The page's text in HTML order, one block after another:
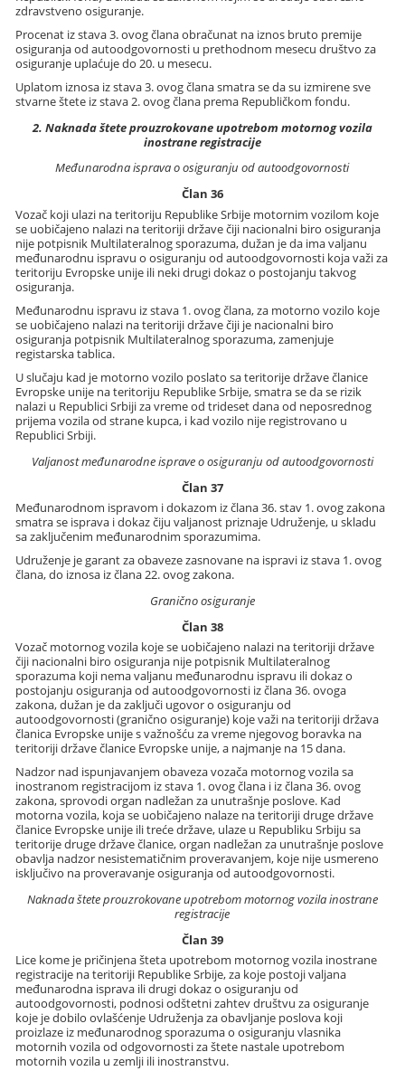
zdravstveno osiguranje.
Procenat iz stava 3. ovog člana obračunat na iznos bruto premije
osiguranja od autoodgovornosti u prethodnom mesecu društvo za
osiguranje uplaćuje do 20. u mesecu.
Uplatom iznosa iz stava 3. ovog člana smatra se da su izmirene sve
stvarne štete iz stava 2. ovog člana prema Republičkom fondu.
2. Naknada štete prouzrokovane upotrebom motornog vozila
inostrane registracije
Međunarodna isprava o osiguranju od autoodgovornosti
Član 36
Vozač koji ulazi na teritoriju Republike Srbije motornim vozilom koje
se uobičajeno nalazi na teritoriji države čiji nacionalni biro osiguranja
nije potpisnik Multilateralnog sporazuma, dužan je da ima valjanu
međunarodnu ispravu o osiguranju od autoodgovornosti koja važi za
teritoriju Evropske unije ili neki drugi dokaz o postojanju takvog
osiguranja.
Međunarodnu ispravu iz stava 1. ovog člana, za motorno vozilo koje
se uobičajeno nalazi na teritoriji države čiji je nacionalni biro
osiguranja potpisnik Multilateralnog sporazuma, zamenjuje
registarska tablica.
U slučaju kad je motorno vozilo poslato sa teritorije države članice
Evropske unije na teritoriju Republike Srbije, smatra se da se rizik
nalazi u Republici Srbiji za vreme od trideset dana od neposrednog
prijema vozila od strane kupca, i kad vozilo nije registrovano u
Republici Srbiji.
Valjanost međunarodne isprave o osiguranju od autoodgovornosti
Član 37
Međunarodnom ispravom i dokazom iz člana 36. stav 1. ovog zakona
smatra se isprava i dokaz čiju valjanost priznaje Udruženje, u skladu
sa zaključenim međunarodnim sporazumima.
Udruženje je garant za obaveze zasnovane na ispravi iz stava 1. ovog
člana, do iznosa iz člana 22. ovog zakona.
Granično osiguranje
Član 38
Vozač motornog vozila koje se uobičajeno nalazi na teritoriji države
čiji nacionalni biro osiguranja nije potpisnik Multilateralnog
sporazuma koji nema valjanu međunarodnu ispravu ili dokaz o
postojanju osiguranja od autoodgovornosti iz člana 36. ovoga
zakona, dužan je da zaključi ugovor o osiguranju od
autoodgovornosti (granično osiguranje) koje važi na teritoriji država
članica Evropske unije s važnošću za vreme njegovog boravka na
teritoriji države članice Evropske unije, a najmanje na 15 dana.
Nadzor nad ispunjavanjem obaveza vozača motornog vozila sa
inostranom registracijom iz stava 1. ovog člana i iz člana 36. ovog
zakona, sprovodi organ nadležan za unutrašnje poslove. Kad
motorna vozila, koja se uobičajeno nalaze na teritoriji druge države
članice Evropske unije ili treće države, ulaze u Republiku Srbiju sa
teritorije druge države članice, organ nadležan za unutrašnje poslove
obavlja nadzor nesistematičnim proveravanjem, koje nije usmereno
isključivo na proveravanje osiguranja od autoodgovornosti.
Naknada štete prouzrokovane upotrebom motornog vozila inostrane
registracije
Član 39
Lice kome je pričinjena šteta upotrebom motornog vozila inostrane
registracije na teritoriji Republike Srbije, za koje postoji valjana
međunarodna isprava ili drugi dokaz o osiguranju od
autoodgovornosti, podnosi odštetni zahtev društvu za osiguranje
koje je dobilo ovlašćenje Udruženja za obavljanje poslova koji
proizlaze iz međunarodnog sporazuma o osiguranju vlasnika
motornih vozila od odgovornosti za štete nastale upotrebom
motornih vozila u zemlji ili inostranstvu.